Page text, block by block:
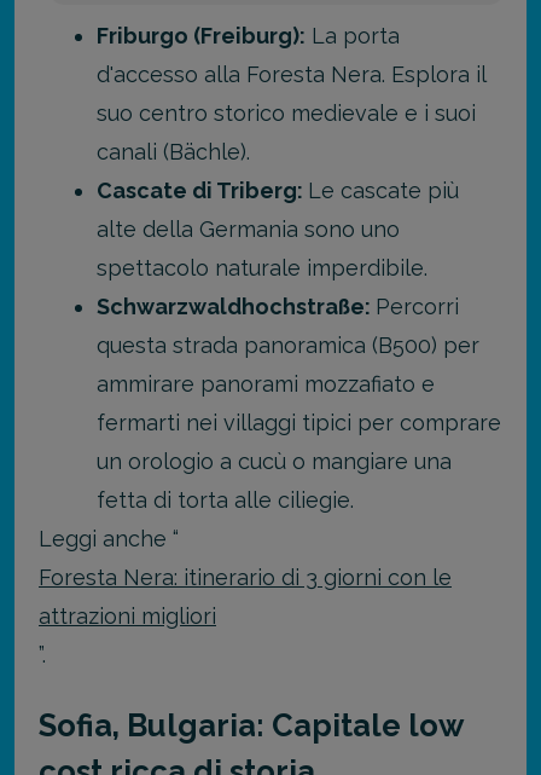
Friburgo (Freiburg): La porta
d'accesso alla Foresta Nera. Esplora il
suo centro storico medievale e i suoi
canali (Bächle).
Cascate di Triberg: Le cascate più
alte della Germania sono uno
spettacolo naturale imperdibile.
Schwarzwaldhochstraße: Percorri
questa strada panoramica (B500) per
ammirare panorami mozzafiato e
fermarti nei villaggi tipici per comprare
un orologio a cucù o mangiare una
fetta di torta alle ciliegie.
Leggi anche “
Foresta Nera: itinerario di 3 giorni con le
attrazioni migliori
”.
Sofia, Bulgaria: Capitale low